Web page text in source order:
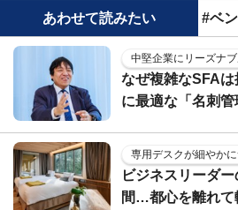
あわせて読みたい #ベ
中堅企業にリーズナ
なぜ複雑なSFA
に最適な「名刺
専用デスクが細やかに
ビジネスリーダ
間…都心を離れて